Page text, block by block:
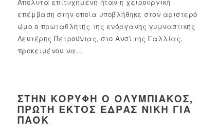
Απόλυτα επιτυχημένη ήταν η χειρουργική
επέμβαση στην οποία υποβλήθηκε στον αριστερό
ώμο ο πρωταθλητής της ενόργανης γυμναστικής
Λευτέρης Πετρούνιας, στο Ανσί της Γαλλίας,
προκειμένου να...
ΣΤΗΝ ΚΟΡΥΦΉ Ο ΟΛΥΜΠΙΑΚΌΣ,
ΠΡΏΤΗ ΕΚΤΌΣ ΈΔΡΑΣ ΝΊΚΗ ΓΙΑ
ΠΑΟΚ